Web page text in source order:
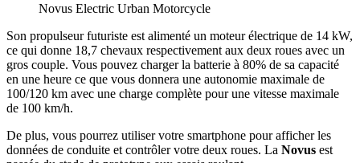
Novus Electric Urban Motorcycle
Son propulseur futuriste est alimenté un moteur électrique de 14 kW,
ce qui donne 18,7 chevaux respectivement aux deux roues avec un
gros couple. Vous pouvez charger la batterie à 80% de sa capacité
en une heure ce que vous donnera une autonomie maximale de
100/120 km avec une charge complète pour une vitesse maximale
de 100 km/h.
De plus, vous pourrez utiliser votre smartphone pour afficher les
données de conduite et contrôler votre deux roues. La Novus est